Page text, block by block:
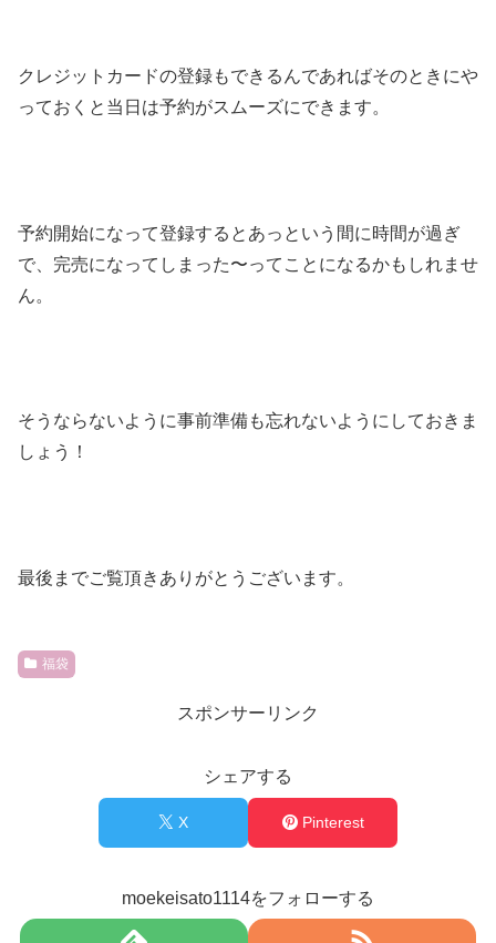
クレジットカードの登録もできるんであればそのときにや
っておくと当日は予約がスムーズにできます。
予約開始になって登録するとあっという間に時間が過ぎ
で、完売になってしまった〜ってことになるかもしれませ
ん。
そうならないように事前準備も忘れないようにしておきま
しょう！
最後までご覧頂きありがとうございます。
福袋
スポンサーリンク
シェアする
X Pinterest
moekeisato1114をフォローする